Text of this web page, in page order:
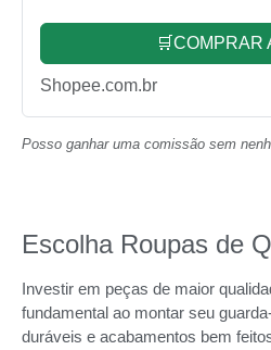
🛒COMPRAR
Shopee.com.br
Posso ganhar uma comissão sem
Escolha Roupas de
Investir em peças de maior
fundamental ao montar seu
duráveis e acabamentos bem